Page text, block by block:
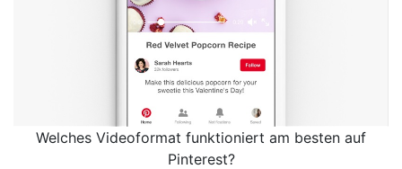
Welches Videoformat funktioniert am besten auf
Pinterest?